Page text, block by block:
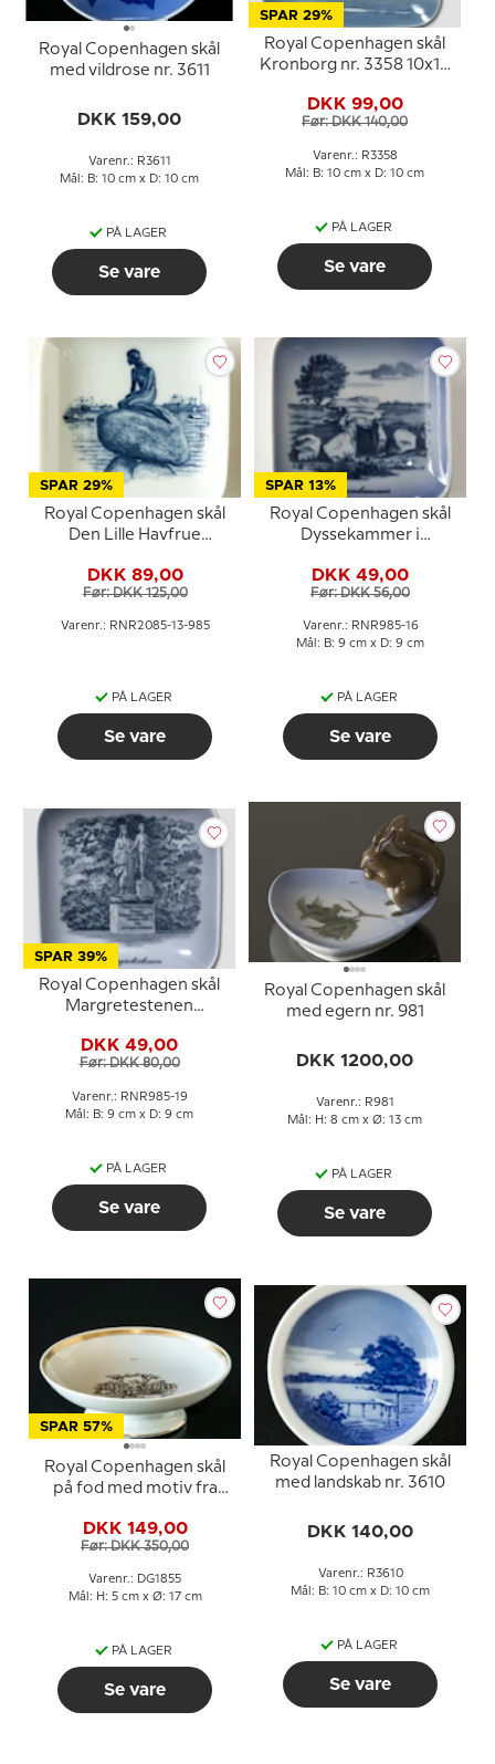
Royal Copenhagen skål
med vildrose nr. 3611
DKK 159,00
Varenr.: R3611
Mål: B: 10 cm x D: 10 cm
PÅ LAGER
Se vare
SPAR 29%
Royal Copenhagen skål
Kronborg nr. 3358 10x10
DKK 99,00
Før: DKK 140,00
Varenr.: R3358
Mål: B: 10 cm x D: 10 cm
PÅ LAGER
Se vare
SPAR 29%
Royal Copenhagen skål
Den Lille Havfrue
DKK 89,00
Før: DKK 125,00
Varenr.: RNR2085-13-985
PÅ LAGER
Se vare
SPAR 13%
Royal Copenhagen skål
Dyssekammer i
DKK 49,00
Før: DKK 56,00
Varenr.: RNR985-16
Mål: B: 9 cm x D: 9 cm
PÅ LAGER
Se vare
SPAR 39%
Royal Copenhagen skål
Margretestenen
DKK 49,00
Før: DKK 80,00
Varenr.: RNR985-19
Mål: B: 9 cm x D: 9 cm
PÅ LAGER
Se vare
Royal Copenhagen skål
med egern nr. 981
DKK 1200,00
Varenr.: R981
Mål: H: 8 cm x Ø: 13 cm
PÅ LAGER
Se vare
SPAR 57%
Royal Copenhagen skål
på fod med motiv fra
Svinedrengen
DKK 149,00
Før: DKK 350,00
Varenr.: DG1855
Mål: H: 5 cm x Ø: 17 cm
PÅ LAGER
Se vare
Royal Copenhagen skål
med landskab nr. 3610
DKK 140,00
Varenr.: R3610
Mål: B: 10 cm x D: 10 cm
PÅ LAGER
Se vare